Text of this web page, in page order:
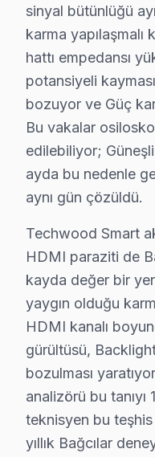
✓ Ücretsiz Arıza
Techwood TV
Techwood cihaz,
Bağcılar ilçesinin
Techwood
Bağcılar’daki
Tamir mi Satın
Bağcılar
İkinci sırada,
Üçüncü sıradaki
Dördüncü sorun
Son olarak,
Bu sorunlar göz
Bağcılar
sinyal bütünlüğü
karma
hattı empedansı
potansiyeli
bozuyor ve Güç
Bu vakalar
edilebiliyor;
ayda bu nedenle
aynı gün çözüldü.
Techwood Smart
HDMI paraziti de
kayda değer bir
yaygın olduğu
HDMI kanalı
gürültüsü,
bozulması
analizörü bu
teknisyen bu
yıllık Bağcılar